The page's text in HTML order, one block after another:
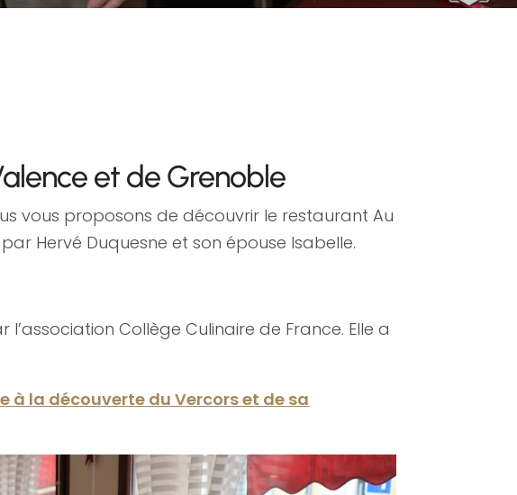
et de Grenoble
vous proposons de découvrir le restaurant Au
Hervé Duquesne et son épouse Isabelle.
Collège Culinaire de France. Elle a
à la découverte du Vercors et de sa